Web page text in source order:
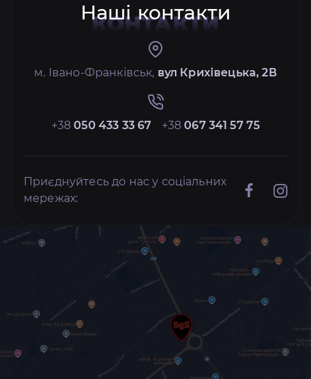
Наші контакти
КОНТАКТИ
м. Івано-Франківськ, вул Крихівецька, 2В
+38050 433 33 67 +38067 341 57 75
Приєднуйтесь до нас у соціальних
мережах: